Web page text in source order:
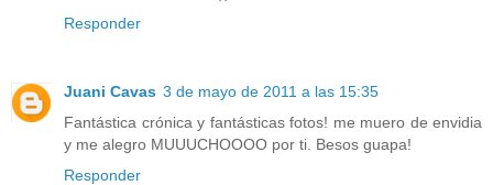
Responder
Juani Cavas 3 de mayo de 2011 a las 15:35
Fantástica crónica y fantásticas fotos! me muero de envidia
y me alegro MUUUCHOOOO por ti. Besos guapa!
Responder